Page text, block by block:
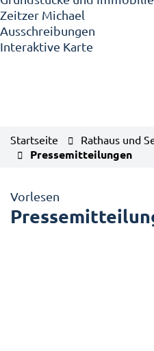
Zeitzer Michael
Ausschreibungen
Interaktive Karte
Startseite Rathaus und
Pressemitteilungen
Vorlesen